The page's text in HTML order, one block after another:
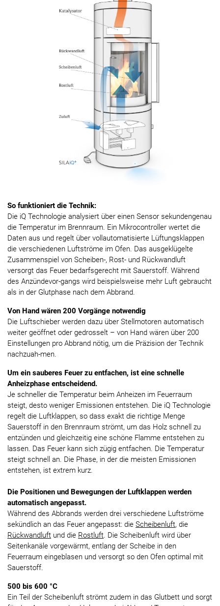
So funktioniert die Technik:
Die iQ Technologie analysiert über einen Sensor sekundengenau
die Temperatur im Brennraum. Ein Mikrocontroller wertet die
Daten aus und regelt über vollautomatisierte Lüftungsklappen
die verschiedenen Luftströme im Ofen. Das ausgeklügelte
Zusammenspiel von Scheiben-, Rost- und Rückwandluft
versorgt das Feuer bedarfsgerecht mit Sauerstoff. Während
des Anzündevor-gangs wird beispielsweise mehr Luft gebraucht
als in der Glutphase nach dem Abbrand.
Von Hand wären 200 Vorgänge notwendig
Die Luftschieber werden dazu über Stellmotoren automatisch
weiter geöffnet oder gedrosselt – von Hand wären über 200
Einstellungen pro Abbrand nötig, um die Präzision der Technik
nachzuah-men.
Um ein sauberes Feuer zu entfachen, ist eine schnelle
Anheizphase entscheidend.
Je schneller die Temperatur beim Anheizen im Feuerraum
steigt, desto weniger Emissionen entstehen. Die iQ Technologie
regelt die Luftklappen, so dass exakt die richtige Menge
Sauerstoff in den Brennraum strömt, um das Holz schnell zu
entzünden und gleichzeitig eine schöne Flamme entstehen zu
lassen. Das Feuer kann sich zügig entfachen. Die Temperatur
steigt schnell an. Die Phase, in der die meisten Emissionen
entstehen, ist extrem kurz.
Die Positionen und Bewegungen der Luftklappen werden
automatisch angepasst.
Während des Abbrands werden drei verschiedene Luftströme
sekündlich an das Feuer angepasst: die Scheibenluft, die
Rückwandluft und die Rostluft. Die Scheibenluft wird über
Seitenkanäle vorgewärmt, entlang der Scheibe in den
Feuerraum eingeblasen und versorgt so den Ofen optimal mit
Sauerstoff.
500 bis 600 °C
Ein Teil der Scheibenluft strömt zudem in das Glutbett und sorgt